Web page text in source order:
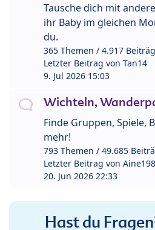
Tausche dich mit
ihr Baby im gleichen
du.
365 Themen / 4.917
Letzter Beitrag von Tan14
9. Jul 2026 15:03
Wichteln,
Finde Gruppen, Spiele,
mehr!
793 Themen / 49.685
Letzter Beitrag von
20. Jun 2026 22:33
Hast du